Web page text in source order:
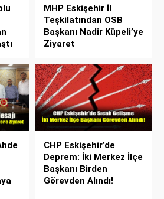
MHP Eskişehir İl
Teşkilatından OSB
Başkanı Nadir Küpeli’ye
Ziyaret
CHP Eskişehir’de
Deprem: İki Merkez İlçe
Başkanı Birden
Görevden Alındı!